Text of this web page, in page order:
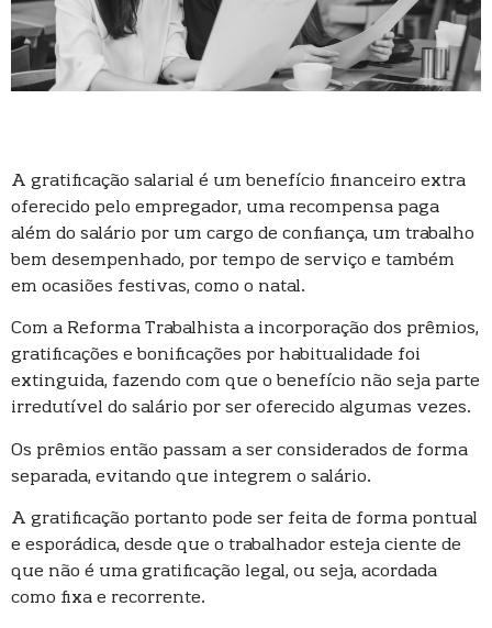
A gratificação salarial é um benefício financeiro extra
oferecido pelo empregador, uma recompensa paga
além do salário por um cargo de confiança, um trabalho
bem desempenhado, por tempo de serviço e também
em ocasiões festivas, como o natal.
Com a Reforma Trabalhista a incorporação dos prêmios,
gratificações e bonificações por habitualidade foi
extinguida, fazendo com que o benefício não seja parte
irredutível do salário por ser oferecido algumas vezes.
Os prêmios então passam a ser considerados de forma
separada, evitando que integrem o salário.
A gratificação portanto pode ser feita de forma pontual
e esporádica, desde que o trabalhador esteja ciente de
que não é uma gratificação legal, ou seja, acordada
como fixa e recorrente.